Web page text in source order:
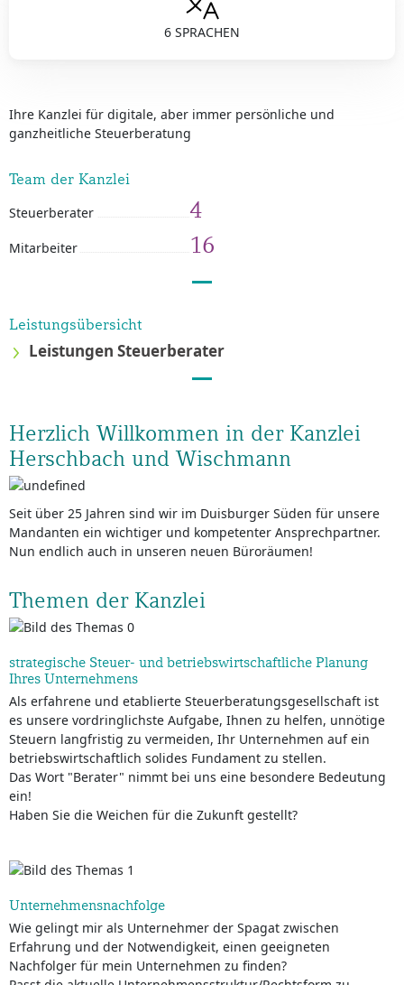
6 SPRACHEN
Ihre Kanzlei für digitale, aber immer persönliche und
ganzheitliche Steuerberatung
Team der Kanzlei
Steuerberater 4
Mitarbeiter 16
Leistungsübersicht
Leistungen Steuerberater
Herzlich Willkommen in der Kanzlei
Herschbach und Wischmann
Seit über 25 Jahren sind wir im Duisburger Süden für unsere
Mandanten ein wichtiger und kompetenter Ansprechpartner.
Nun endlich auch in unseren neuen Büroräumen!
Themen der Kanzlei
strategische Steuer- und betriebswirtschaftliche Planung
Ihres Unternehmens
Als erfahrene und etablierte Steuerberatungsgesellschaft ist
es unsere vordringlichste Aufgabe, Ihnen zu helfen, unnötige
Steuern langfristig zu vermeiden, Ihr Unternehmen auf ein
betriebswirtschaftlich solides Fundament zu stellen.
Das Wort "Berater" nimmt bei uns eine besondere Bedeutung
ein!
Haben Sie die Weichen für die Zukunft gestellt?
Unternehmensnachfolge
Wie gelingt mir als Unternehmer der Spagat zwischen
Erfahrung und der Notwendigkeit, einen geeigneten
Nachfolger für mein Unternehmen zu finden?